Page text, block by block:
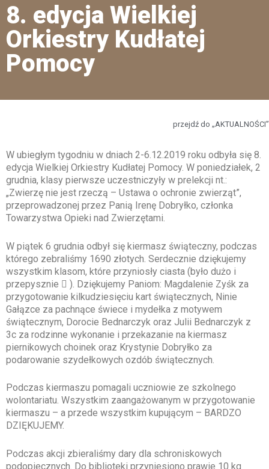
8. edycja Wielkiej
Orkiestry Kudłatej
Pomocy
przejdź do „AKTUALNOŚCI”
W ubiegłym tygodniu w dniach 2-6.12.2019 roku odbyła się 8.
edycja Wielkiej Orkiestry Kudłatej Pomocy. W poniedziałek, 2
grudnia, klasy pierwsze uczestniczyły w prelekcji nt.:
„Zwierzę nie jest rzeczą – Ustawa o ochronie zwierząt”,
przeprowadzonej przez Panią Irenę Dobryłko, członka
Towarzystwa Opieki nad Zwierzętami.
W piątek 6 grudnia odbył się kiermasz świąteczny, podczas
którego zebraliśmy 1690 złotych. Serdecznie dziękujemy
wszystkim klasom, które przyniosły ciasta (było dużo i
przepysznie  ). Dziękujemy Paniom: Magdalenie Zyśk za
przygotowanie kilkudziesięciu kart świątecznych, Ninie
Gałązce za pachnące świece i mydełka z motywem
świątecznym, Dorocie Bednarczyk oraz Julii Bednarczyk z
3c za rodzinne wykonanie i przekazanie na kiermasz
piernikowych choinek oraz Krystynie Dobryłko za
podarowanie szydełkowych ozdób świątecznych.
Podczas kiermaszu pomagali uczniowie ze szkolnego
wolontariatu. Wszystkim zaangażowanym w przygotowanie
kiermaszu – a przede wszystkim kupującym – BARDZO
DZIĘKUJEMY.
Podczas akcji zbieraliśmy dary dla schroniskowych
podopiecznych. Do biblioteki przyniesiono prawie 10 kg